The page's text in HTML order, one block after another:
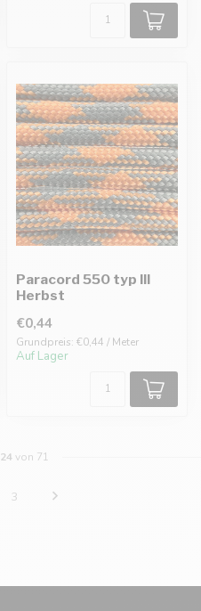
Paracord 550 typ III
Herbst
€0,44
Grundpreis: €0,44 / Meter
Auf Lager
24 von 71
3